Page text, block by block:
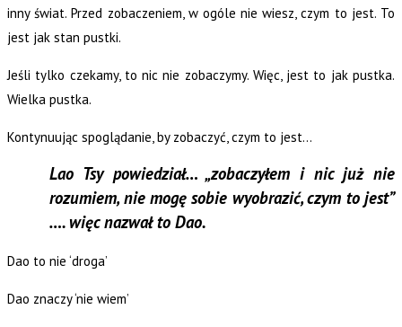
inny świat. Przed zobaczeniem, w ogóle nie wiesz, czym to jest. To
jest jak stan pustki.
Jeśli tylko czekamy, to nic nie zobaczymy. Więc, jest to jak pustka.
Wielka pustka.
Kontynuując spoglądanie, by zobaczyć, czym to jest…
Lao Tsy powiedział… „zobaczyłem i nic już nie
rozumiem, nie mogę sobie wyobrazić, czym to jest”
…. więc nazwał to Dao.
Dao to nie ‘droga’
Dao znaczy ‘nie wiem’